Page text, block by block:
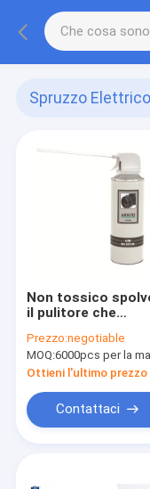
Spruzzo
Non tossico
il pulitore che
spolveratore del
lo spruzzo spara a
raffica l'aria
inscatolata
Prezzo:negotiable
MOQ:6000pcs per la marca di Aristo, 15000pcs per la marca del
Ottieni l'ultimo prezzo
Contattaci